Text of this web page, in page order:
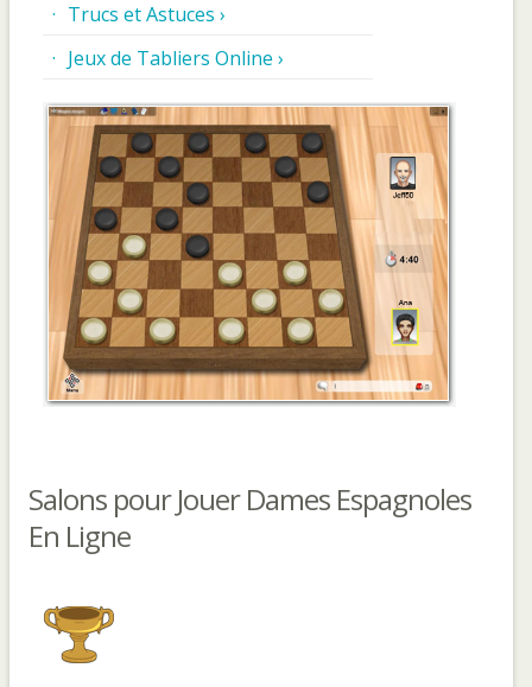
Trucs et Astuces ›
Jeux de Tabliers Online ›
Salons pour Jouer Dames Espagnoles
En Ligne